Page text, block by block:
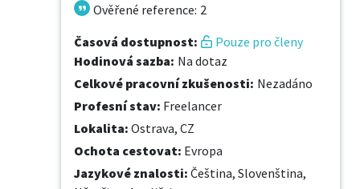
Ověřené reference: 2
Časová dostupnost:
Pouze pro členy
Hodinová sazba: Na dotaz
Celkové pracovní zkušenosti: Nezadáno
Profesní stav: Freelancer
Lokalita: Ostrava, CZ
Ochota cestovat: Evropa
Jazykové znalosti: Čeština, Slovenština,